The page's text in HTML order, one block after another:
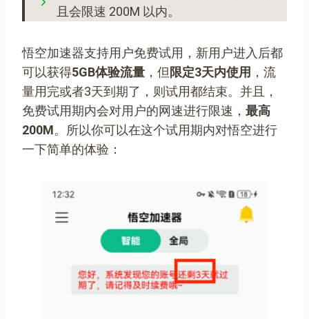
且会限速 200M 以内。
悟空加速器支持用户免费试用，新用户进入后都
可以获得5GB体验流量 ，但限定3天内使用 ，流
量用完或者3天到期了，则试用都结束。并且，
免费试用期内会对用户的网速进行限速， 最高
200M。所以你可以在这个试用期内对悟空进行
一下简单的体验：